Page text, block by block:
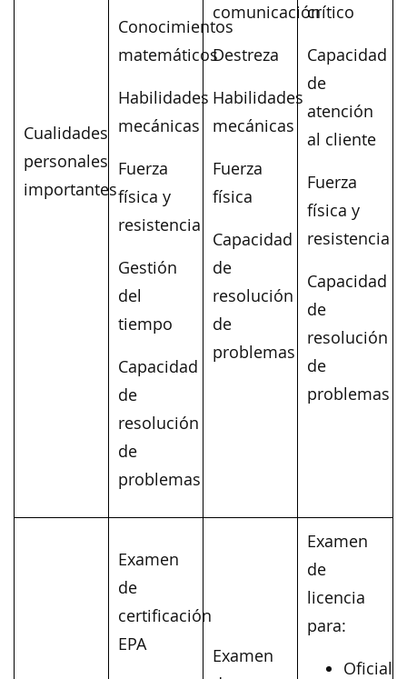
Cualidades
personales
importantes
Conocimientos
matemáticos
Habilidades
mecánicas
Fuerza
física y
resistencia
Gestión
del
tiempo
Capacidad
de
resolución
de
problemas
comunicación
Destreza
Habilidades
mecánicas
Fuerza
física
Capacidad
de
resolución
de
problemas
crítico
Capacidad
de
atención
al cliente
Fuerza
física y
resistencia
Capacidad
de
resolución
de
problemas
Examen
de
certificación
EPA
Examen
Examen
de
licencia
para:
Oficial